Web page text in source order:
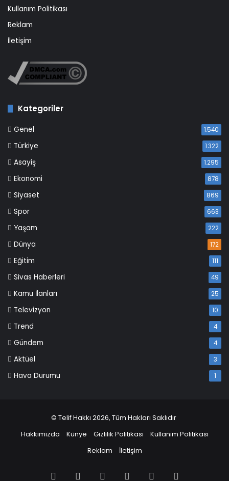
Kullanım Politikası
Reklam
İletişim
Kategoriler
Genel 1.540
Türkiye 1.322
Asayiş 1.295
Ekonomi 878
Siyaset 869
Spor 663
Yaşam 222
Dünya 172
Eğitim 111
Sivas Haberleri 49
Kamu İlanları 25
Televizyon 10
Trend 4
Gündem 4
Aktüel 3
Hava Durumu 1
© Telif Hakkı 2026, Tüm Hakları Saklıdır
Hakkımızda
Künye Gizlilik Politikası
Kullanım Politikası
Reklam
İletişim
Facebook PinterestLinkedInYouTube